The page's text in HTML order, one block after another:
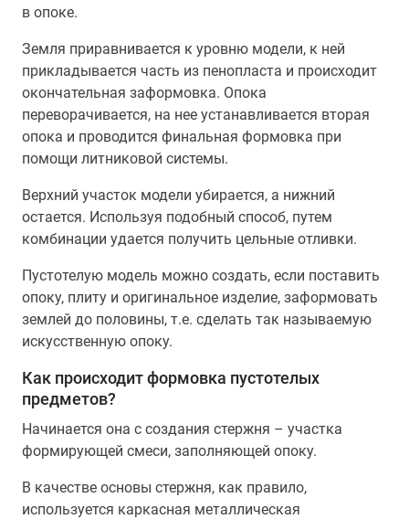
в опоке.
Земля приравнивается к уровню модели, к ней
прикладывается часть из пенопласта и происходит
окончательная заформовка. Опока
переворачивается, на нее устанавливается вторая
опока и проводится финальная формовка при
помощи литниковой системы.
Верхний участок модели убирается, а нижний
остается. Используя подобный способ, путем
комбинации удается получить цельные отливки.
Пустотелую модель можно создать, если поставить
опоку, плиту и оригинальное изделие, заформовать
землей до половины, т.е. сделать так называемую
искусственную опоку.
Как происходит формовка пустотелых
предметов?
Начинается она с создания стержня – участка
формирующей смеси, заполняющей опоку.
В качестве основы стержня, как правило,
используется каркасная металлическая